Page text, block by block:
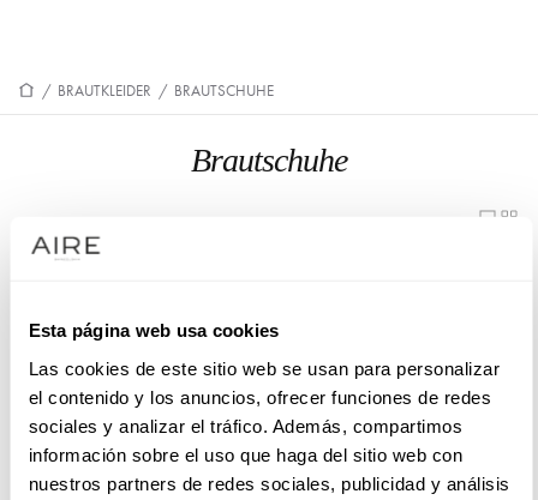
Esta página web usa cookies
Las cookies de este sitio web se usan para personalizar
el contenido y los anuncios, ofrecer funciones de redes
sociales y analizar el tráfico. Además, compartimos
información sobre el uso que haga del sitio web con
nuestros partners de redes sociales, publicidad y análisis
/ BRAUTKLEIDER / BRAUTSCHUHE
Brautschuhe
5CZ01ANTEA0
7CZ03ANTEB0 8CZ14RASOM0
2CZ07PIELA0 4CZ03PIELA0